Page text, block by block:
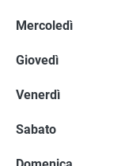
Mercoledì
Giovedì
Venerdì
Sabato